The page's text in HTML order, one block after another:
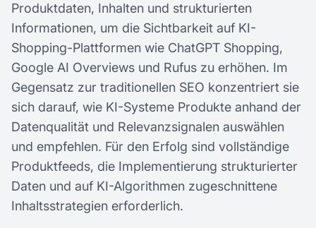
Produktdaten, Inhalten und strukturierten
Informationen, um die Sichtbarkeit auf KI-
Shopping-Plattformen wie ChatGPT Shopping,
Google AI Overviews und Rufus zu erhöhen. Im
Gegensatz zur traditionellen SEO konzentriert sie
sich darauf, wie KI-Systeme Produkte anhand der
Datenqualität und Relevanzsignalen auswählen
und empfehlen. Für den Erfolg sind vollständige
Produktfeeds, die Implementierung strukturierter
Daten und auf KI-Algorithmen zugeschnittene
Inhaltsstrategien erforderlich.